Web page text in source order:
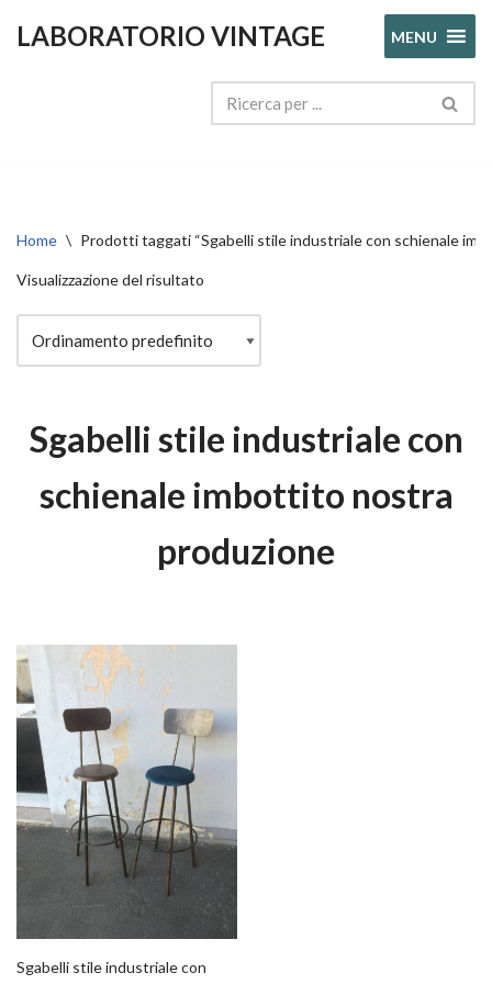
LABORATORIO VINTAGE MENU
Home \ Prodotti taggati “Sgabelli stile industriale con schienale
Visualizzazione del risultato
Sgabelli stile industriale con
schienale imbottito nostra
produzione
Sgabelli stile industriale con